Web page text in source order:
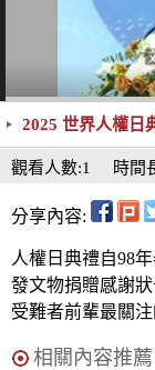
2025 世界人權日
時間
觀看人數:1
分享內容:
人權日典禮自98
發文物捐贈感謝
受難者前輩最關
相關內容推薦